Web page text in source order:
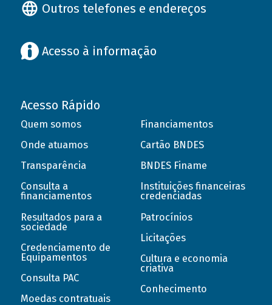
Outros telefones e endereços
Acesso à informação
Acesso Rápido
Quem somos
Onde atuamos
Transparência
Consulta a
financiamentos
Resultados para a
sociedade
Credenciamento de
Equipamentos
Consulta PAC
Moedas contratuais
Financiamentos
Cartão BNDES
BNDES Finame
Instituições financeiras
credenciadas
Patrocínios
Licitações
Cultura e economia
criativa
Conhecimento